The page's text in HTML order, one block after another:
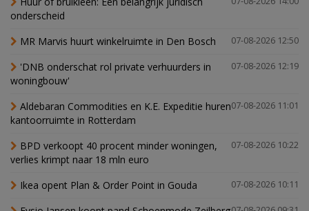
onderscheid
07-08-2026 12:50
MR Marvis huurt winkelruimte in Den Bosch
07-08-2026 12:19
'DNB onderschat rol private verhuurders in
woningbouw'
07-08-2026 11:01
Aldebaran Commodities en K.E. Expeditie huren
kantoorruimte in Rotterdam
07-08-2026 10:22
BPD verkoopt 40 procent minder woningen,
verlies krimpt naar 18 mln euro
07-08-2026 10:11
Ikea opent Plan & Order Point in Gouda